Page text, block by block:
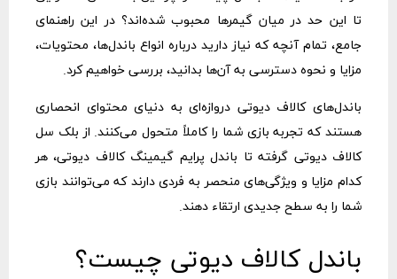
تا این حد در میان گیمرها محبوب شده‌اند؟ در این راهنمای
جامع، تمام آنچه که نیاز دارید درباره انواع باندل‌ها، محتویات،
مزایا و نحوه دسترسی به آن‌ها بدانید، بررسی خواهیم کرد.
باندل‌های کالاف دیوتی دروازه‌ای به دنیای محتوای انحصاری
هستند که تجربه بازی شما را کاملاً متحول می‌کنند. از بلک سل
کالاف دیوتی گرفته تا باندل پرایم گیمینگ کالاف دیوتی، هر
کدام مزایا و ویژگی‌های منحصر به فردی دارند که می‌توانند بازی
شما را به سطح جدیدی ارتقاء دهند.
باندل کالاف دیوتی چیست؟